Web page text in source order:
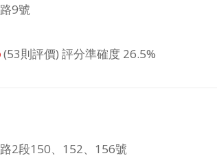
9號
(53則評價) 評分準確度 26.5%
2段150、152、156號